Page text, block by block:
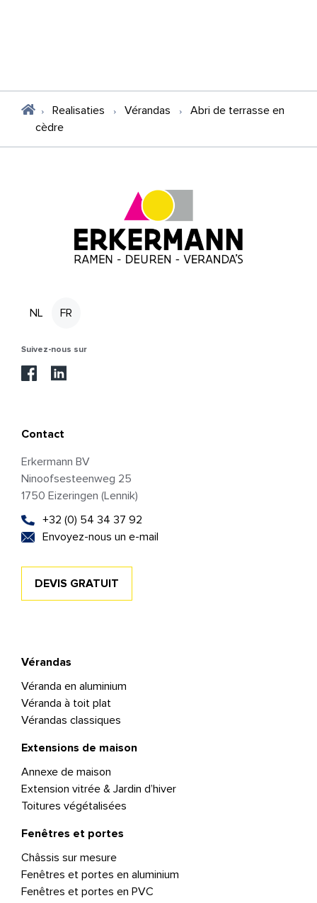
Realisaties Vérandas
Abri de terrasse en
cèdre
NL FR
Suivez-nous sur
Contact
Erkermann BV
Ninoofsesteenweg 25
1750 Eizeringen (Lennik)
+32 (0) 54 34 37 92
Envoyez-nous un e-mail
DEVIS GRATUIT
Vérandas
Véranda en aluminium
Véranda à toit plat
Vérandas classiques
Extensions de maison
Annexe de maison
Extension vitrée & Jardin d’hiver
Toitures végétalisées
Fenêtres et portes
Châssis sur mesure
Fenêtres et portes en aluminium
Fenêtres et portes en PVC